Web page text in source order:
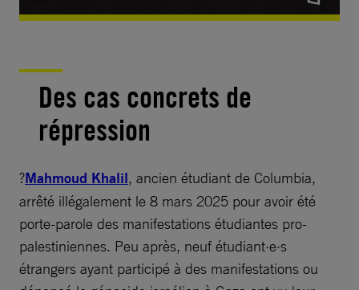
Des cas concrets de
répression
?Mahmoud Khalil, ancien étudiant de Columbia,
arrêté illégalement le 8 mars 2025 pour avoir été
porte-parole des manifestations étudiantes pro-
palestiniennes. Peu après, neuf étudiant·e·s
étrangers ayant participé à des manifestations ou